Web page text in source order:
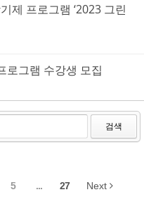
제 프로그램 ‘2023 그린
로그램 수강생 모집
검색
5 ... 27 Next